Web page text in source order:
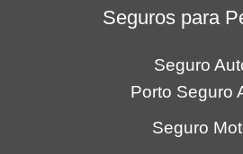
Seguros para
Seguro
Porto Seguro
Seguro